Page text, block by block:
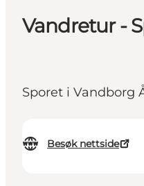
Aktiviteter
Vandretur -
Sporet i Vandborg
Besøk nettside